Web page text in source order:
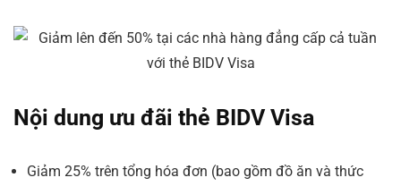
Nội dung ưu đãi thẻ BIDV Visa
Giảm 25% trên tổng hóa đơn (bao gồm đồ ăn và thức